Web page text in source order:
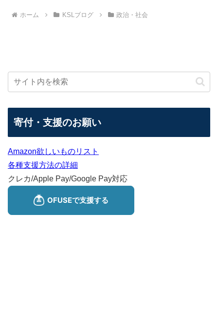
ホーム KSLブログ 政治・社会
寄付・支援のお願い
Amazon欲しいものリスト
各種支援方法の詳細
クレカ/Apple Pay/Google Pay対応